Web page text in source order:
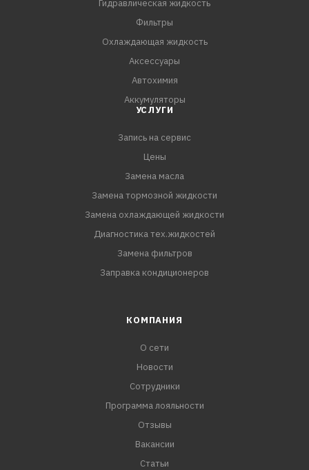
компрессию и выравнивает ее по цилиндрам,
Гидравлическая жидкость
Фильтры
Охлаждающая жидкость
Аксессуары
Автохимия
Аккумуляторы
УСЛУГИ
Запись на сервис
Цены
Замена масла
Замена тормозной жидкости
Замена охлаждающей жидкости
Диагностика тех.жидкостей
Замена фильтров
Заправка кондиционеров
КОМПАНИЯ
О сети
Новости
Сотрудники
Программа лояльности
Отзывы
Вакансии
Статьи